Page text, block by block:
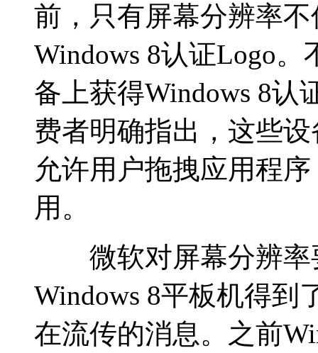
前，只有屏幕分辨率
Windows 8认证Logo
备上获得Windows 8认
费者明确指出，这些
允许用户拖拽应用程
用。
微软对屏幕分辨率
Windows 8平板机得到
在流传的消息。之前